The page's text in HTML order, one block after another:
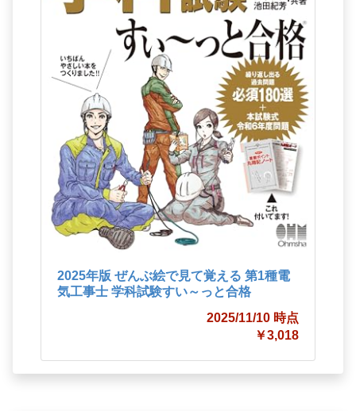
2025年版 ぜんぶ絵で見て覚える 第1種電
気工事士 学科試験すい～っと合格
2025/11/10 時点
￥3,018